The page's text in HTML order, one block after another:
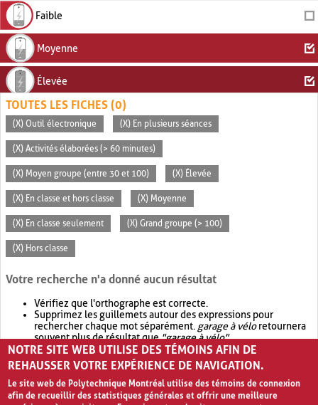
Faible
Moyenne
Élevée
TOUTES LES FICHES (0)
(X) Outil électronique (X) En plusieurs séances
(X) Activités élaborées (> 60 minutes)
(X) Moyen groupe (entre 30 et 100) (X) Élevée
(X) En classe et hors classe (X) Moyenne
(X) En classe seulement (X) Grand groupe (> 100)
(X) Hors classe
Votre recherche n'a donné aucun résultat
Vérifiez que l'orthographe est correcte.
Supprimez les guillemets autour des expressions pour
rechercher chaque mot séparément. garage à véloretournera
souvent plus de résultat que"garage à vélo".
Envisagez d'élargir votre recherche avec OR.garage OR vélo
retournera souvent plus de résultat quegarage à vélo
NOTRE SITE WEB UTILISE DES TÉMOINS AFIN DE
REHAUSSER VOTRE EXPÉRIENCE DE NAVIGATION.
Le site web de Polytechnique Montréal utilise des témoins de connexion
afin de recueillir des statistiques générales et offrir une meilleure